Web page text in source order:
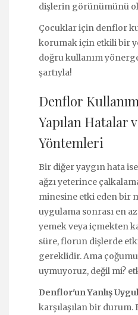
dişlerin görünümünü
Çocuklar için denflor
korumak için etkili bir
doğru kullanım
şartıyla!
Denflor
Yapılan Hatalar
Yöntemleri
Bir diğer yaygın hata
ağzı yeterince
minesine etki eden bir
uygulama sonrası en
yemek veya içmekten
süre, florun dişlerde
gereklidir. Ama
uymuyoruz, değil mi?
Denflor'un Yanlış
karşılaşılan bir durum.